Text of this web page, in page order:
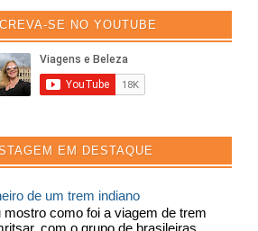
SE NO YOUTUBE
EM DESTAQUE
de um trem indiano
mostro como foi a viagem de trem
com o grupo de brasileiras